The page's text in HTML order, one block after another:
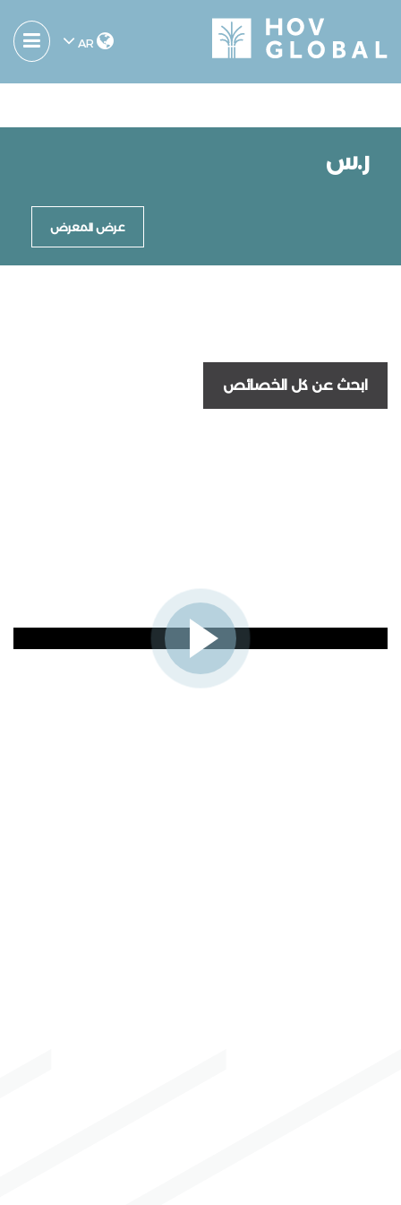
AR
ر.س
عرض المعرض
ابحث عن كل الخصائص
View the virtual tour